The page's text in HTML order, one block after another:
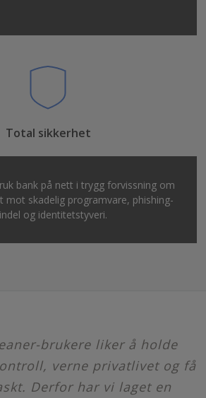
Total sikkerhet
bank på nett i trygg forvissning om
mot skadelig programvare, phishing-
og identitetstyveri.
brukere liker å holde
verne privatlivet og få
Derfor har vi laget en